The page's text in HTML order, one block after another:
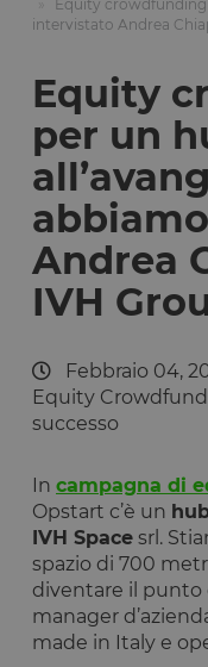
Equity crowdfunding
intervistato Andrea
Equity
per un
Andrea
IVH
Febbraio 04,
Equity
successo
In campagna di
Opstart c’è un
IVH Space srl.
spazio di 700
diventare il punto
manager
made in Italy e